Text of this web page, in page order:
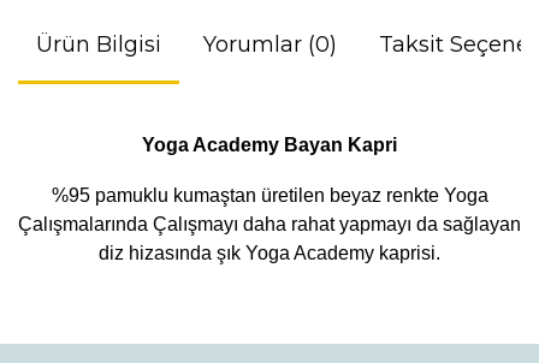
Ürün Bilgisi Yorumlar (0) Taksit
Yoga Academy Bayan Kapri
%95 pamuklu kumaştan üretilen beyaz renkte Yoga
Çalışmalarında Çalışmayı daha rahat yapmayı da sağlayan
diz hizasında şık Yoga Academy kaprisi.
konularda yetersiz gördüğünüz noktaları öneri formunu